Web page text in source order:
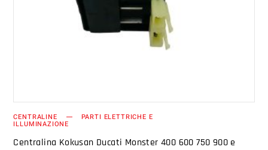
AGGIUNGI AL CARRELLO
CENTRALINE PARTI ELETTRICHE E
ILLUMINAZIONE
Centralina Kokusan Ducati Monster 400 600 750 900 e